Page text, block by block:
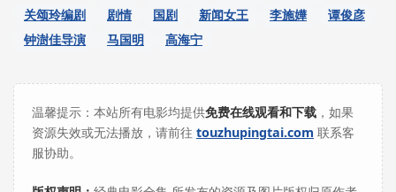
关颂玲编剧
剧情 国剧 新闻女王 李施嬅
谭俊彦
钟澍佳导演
马国明 高海宁
温馨提示：本站所有电影均提供免费在线观看和下载 ，如果
资源失效或无法播放，请前往 touzhupingtai.com 联系客
服协助。